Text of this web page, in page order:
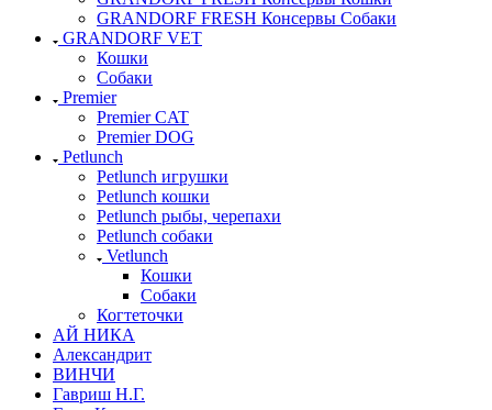
GRANDORF FRESH Консервы Собаки
GRANDORF VET
Кошки
Собаки
Premier
Premier CAT
Premier DOG
Petlunch
Petlunch игрушки
Petlunch кошки
Petlunch рыбы, черепахи
Petlunch собаки
Vetlunch
Кошки
Собаки
Когтеточки
АЙ НИКА
Александрит
ВИНЧИ
Гавриш Н.Г.